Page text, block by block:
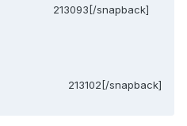
213093[/snapback]
213102[/snapback]